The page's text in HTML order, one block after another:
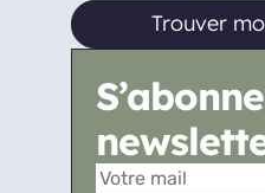
Trouver